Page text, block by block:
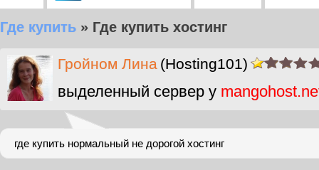
Где купить » Где купить хостинг
Гройном Лина (Hosting101)
выделенный сервер у
где купить нормальный не дорогой хостинг